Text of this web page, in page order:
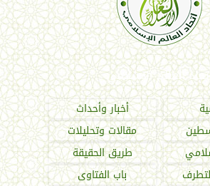
العالم الإسلامي
أخبار وأحداث
مقالات وتحليلات
طريق الحقيقة
باب الفتاوى